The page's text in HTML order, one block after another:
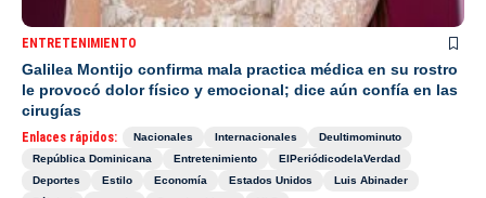
ENTRETENIMIENTO
Galilea Montijo confirma mala practica médica en su rostro
le provocó dolor físico y emocional; dice aún confía en las
cirugías
Enlaces rápidos: Nacionales Internacionales
Deultimominuto
República Dominicana
Entretenimiento
ElPeriódicodelaVerdad
Deportes
Estilo Economía Estados Unidos
Luis Abinader